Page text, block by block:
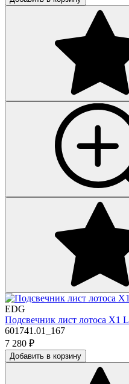
EDG
Подсвечник лист лотоса Х1 L
601741.01_167
7 280 ₽
Добавить в корзину